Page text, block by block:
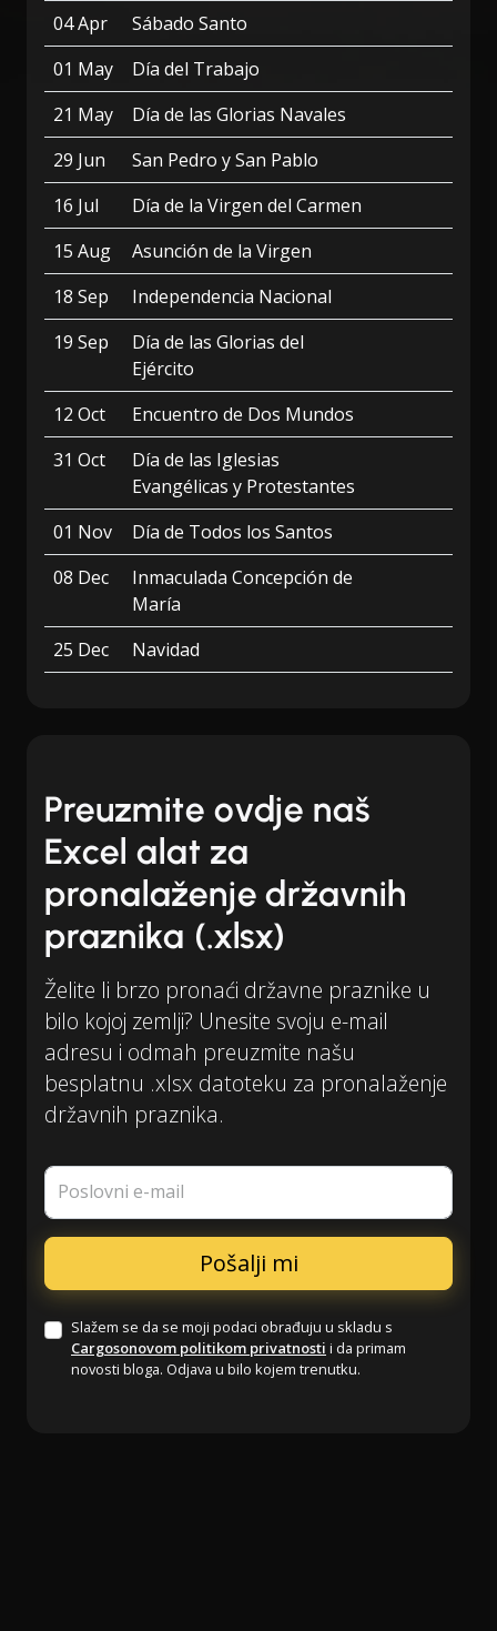
04 Apr
Sábado Santo
01 May
Día del Trabajo
21 May
Día de las Glorias Navales
29 Jun
San Pedro y San Pablo
16 Jul
Día de la Virgen del Carmen
15 Aug
Asunción de la Virgen
18 Sep
Independencia Nacional
19 Sep
Día de las Glorias del
Ejército
12 Oct
Encuentro de Dos Mundos
31 Oct
Día de las Iglesias
Evangélicas y Protestantes
01 Nov
Día de Todos los Santos
08 Dec
Inmaculada Concepción de
María
25 Dec
Navidad
Preuzmite ovdje naš
Excel alat za
pronalaženje državnih
praznika (.xlsx)
Želite li brzo pronaći državne praznike u
bilo kojoj zemlji? Unesite svoju e-mail
adresu i odmah preuzmite našu
besplatnu .xlsx datoteku za pronalaženje
državnih praznika.
Poslovni e-mail
Slažem se da se moji podaci obrađuju u skladu s
Cargosonovom politikom privatnosti i da primam
novosti bloga. Odjava u bilo kojem trenutku.